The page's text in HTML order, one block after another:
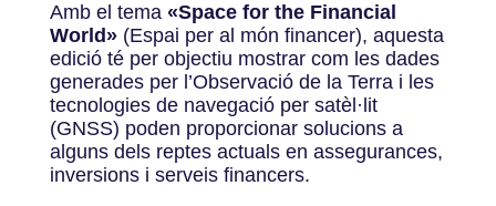
Amb el tema «Space for the Financial
World»(Espai per al món financer), aquesta
edició té per objectiu mostrar com les dades
generades per l’Observació de la Terra i les
tecnologies de navegació per satèl·lit
(GNSS) poden proporcionar solucions a
alguns dels reptes actuals en assegurances,
inversions i serveis financers.